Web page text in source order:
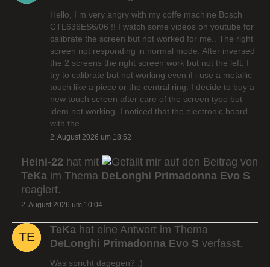
Hello, I m very angry with my coffe machine Bosch
CTL636ES6/06 !! I watch some videos on youtube for
calibrate the screen but not worked for me.. The right
screen not responding in normal mode. After inversed
the 2 screens the right screen work but not the left. I
try to calibrate but not working even if i use a metallic
touch like a piece or the central ring. I decide to buy a
new touch screen after care of the screen type but
idem not working. I noticed that the electronic board
with the…
2. August 2026 um 18:52
Heini-22 hat mit
auf den Beitrag von
TeKa im Thema DeLonghi Primadonna Evo S
reagiert.
2. August 2026 um 10:04
TeKa hat eine Antwort im Thema
DeLonghi Primadonna Evo S verfasst.
Was spricht dagegen? :)